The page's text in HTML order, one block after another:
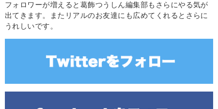
フォロワーが増えると葛飾つうしん編集部もさらにやる気が
出てきます。またリアルのお友達にも広めてくれるとさらに
うれしいです。